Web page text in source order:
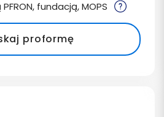
fundacją, MOPS
proformę